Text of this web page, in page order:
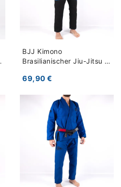
BJJ Kimono
Brasilianischer Jiu-Jitsu -
69,90 €